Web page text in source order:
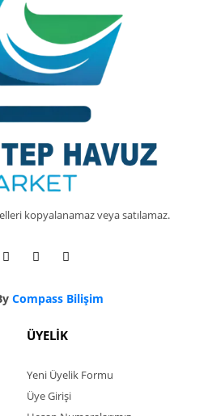
kopyalanamaz veya satılamaz.
Compass Bilişim
ÜYELİK
Yeni Üyelik Formu
Üye Girişi